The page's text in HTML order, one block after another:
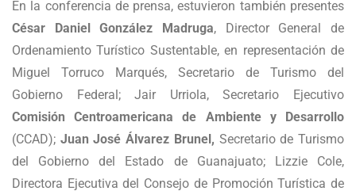
En la conferencia de prensa, estuvieron también presentes
César Daniel González Madruga, Director General de
Ordenamiento Turístico Sustentable, en representación de
Miguel Torruco Marqués, Secretario de Turismo del
Gobierno Federal; Jair Urriola, Secretario Ejecutivo
Comisión Centroamericana de Ambiente y Desarrollo
(CCAD); Juan José Álvarez Brunel, Secretario de Turismo
del Gobierno del Estado de Guanajuato; Lizzie Cole,
Directora Ejecutiva del Consejo de Promoción Turística de